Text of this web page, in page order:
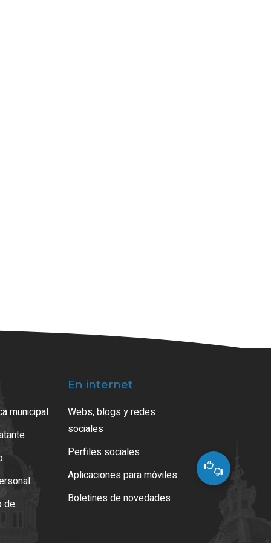
municipal
de
En internet
Webs, blogs y redes
sociales
Perfiles sociales
Aplicaciones para móviles
Boletines de novedades